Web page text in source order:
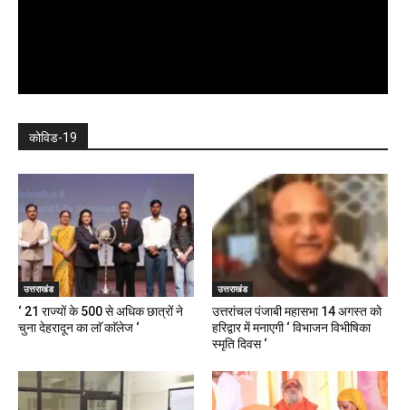
कोविड-19
उत्तराखंड
‘ 21 राज्यों के 500 से अधिक छात्रों ने
चुना देहरादून का लाॅ काॅलेज ‘
उत्तराखंड
उत्तरांचल पंजाबी महासभा 14 अगस्त को
हरिद्वार में मनाएगी ‘ विभाजन विभीषिका
स्मृति दिवस ‘